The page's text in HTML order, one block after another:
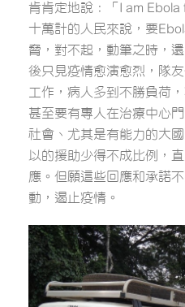
肯肯定地說︰「I am
十萬計的人民來說，要
脅，對不起，動筆之時，
後只見疫情愈演愈烈，隊
工作，病人多到不勝負荷
甚至要有專人在治療中心
社會、尤其是有能力的大
以的援助少得不成比例，
應。但願這些回應和承諾
動，遏止疫情。